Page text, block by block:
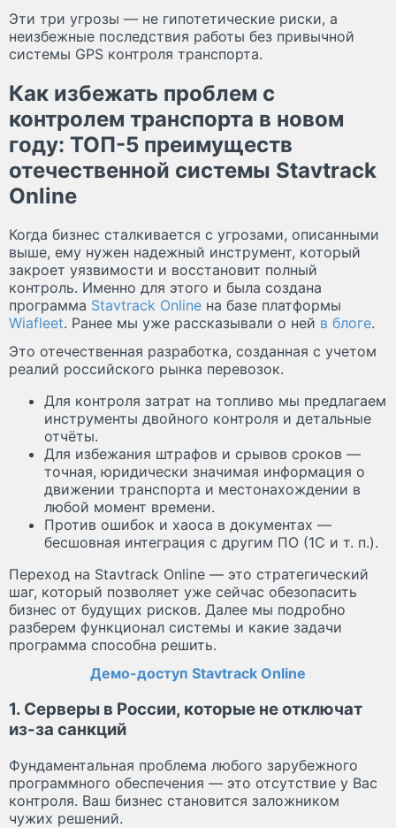
Эти три угрозы — не гипотетические риски, а
неизбежные последствия работы без привычной
системы GPS контроля транспорта.
Как избежать проблем с
контролем транспорта в новом
году: ТОП-5 преимуществ
отечественной системы Stavtrack
Online
Когда бизнес сталкивается с угрозами, описанными
выше, ему нужен надежный инструмент, который
закроет уязвимости и восстановит полный
контроль. Именно для этого и была создана
программа Stavtrack Online на базе платформы
Wiafleet. Ранее мы уже рассказывали о ней в блоге.
Это отечественная разработка, созданная с учетом
реалий российского рынка перевозок.
Для контроля затрат на топливо мы предлагаем
инструменты двойного контроля и детальные
отчёты.
Для избежания штрафов и срывов сроков —
точная, юридически значимая информация о
движении транспорта и местонахождении в
любой момент времени.
Против ошибок и хаоса в документах —
бесшовная интеграция с другим ПО (1С и т. п.).
Переход на Stavtrack Online — это стратегический
шаг, который позволяет уже сейчас обезопасить
бизнес от будущих рисков. Далее мы подробно
разберем функционал системы и какие задачи
программа способна решить.
Демо-доступ Stavtrack Online
1. Серверы в России, которые не отключат
из-за санкций
Фундаментальная проблема любого зарубежного
программного обеспечения — это отсутствие у Вас
контроля. Ваш бизнес становится заложником
чужих решений.